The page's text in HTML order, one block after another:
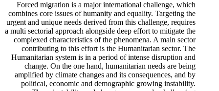
Forced migration is a major international challenge, which
combines core issues of humanity and equality. Targeting the
urgent and unique needs derived from this challenge, requires
a multi sectorial approach alongside deep effort to mitigate the
complexed characteristics of the phenomena. A main sector
contributing to this effort is the Humanitarian sector. The
Humanitarian system is in a period of intense disruption and
change. On the one hand, humanitarian needs are being
amplified by climate changes and its consequences, and by
political, economic and demographic growing instability.